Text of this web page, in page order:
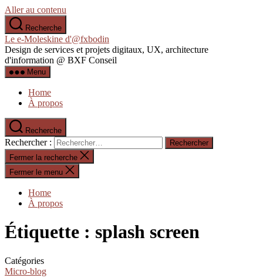
Aller au contenu
Recherche
Le e-Moleskine d'@fxbodin
Design de services et projets digitaux, UX, architecture
d'information @ BXF Conseil
Menu
Home
À propos
Recherche
Rechercher :
Fermer la recherche
Fermer le menu
Home
À propos
Étiquette : splash screen
Catégories
Micro-blog